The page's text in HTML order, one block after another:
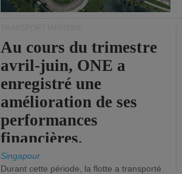
Au cours du trimestre
avril-juin, ONE a
enregistré une
amélioration de ses
performances
financières.
Singapour
Durant cette période, la flotte a transporté